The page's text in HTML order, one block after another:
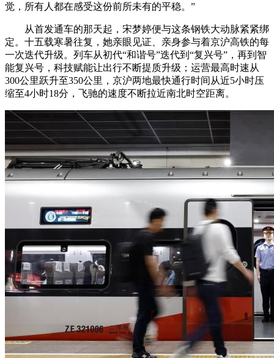
觉，所有人都在感受这份前所未有的平稳。”
从首发通车的那天起，宋梦婷便与这条钢铁大动脉紧紧绑
定。十五载寒暑往复，她亲眼见证、亲身参与着京沪高铁的每
一次迭代升级。列车从初代“和谐号”迭代到“复兴号”，再到智
能复兴号，科技赋能让出行不断提质升级；运营最高时速从
300公里跃升至350公里，京沪两地最快通行时间从近5小时压
缩至4小时18分，飞驰的速度不断拉近南北时空距离。